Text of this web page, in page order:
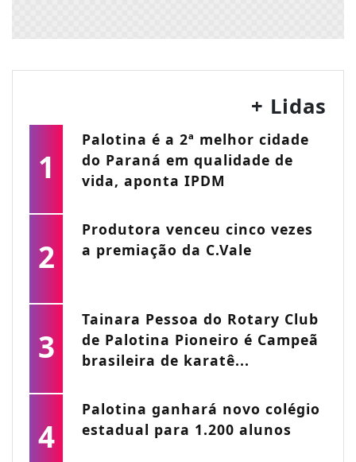
+ Lidas
1
Palotina é a 2ª melhor cidade
do Paraná em qualidade de
vida, aponta IPDM
2
Produtora venceu cinco vezes
a premiação da C.Vale
3
Tainara Pessoa do Rotary Club
de Palotina Pioneiro é Campeã
brasileira de karatê...
4
Palotina ganhará novo colégio
estadual para 1.200 alunos